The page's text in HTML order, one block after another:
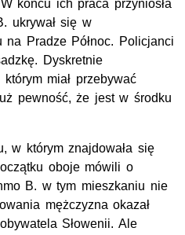
końcu ich praca przyniosła
ukrywał się w
na Pradze Północ. Policjanci
Dyskretnie
miał przebywać
pewność, że jest w środku
w którym znajdowała się
oboje mówili o
B. w tym mieszkaniu nie
mężczyzna okazał
Słowenii. Ale